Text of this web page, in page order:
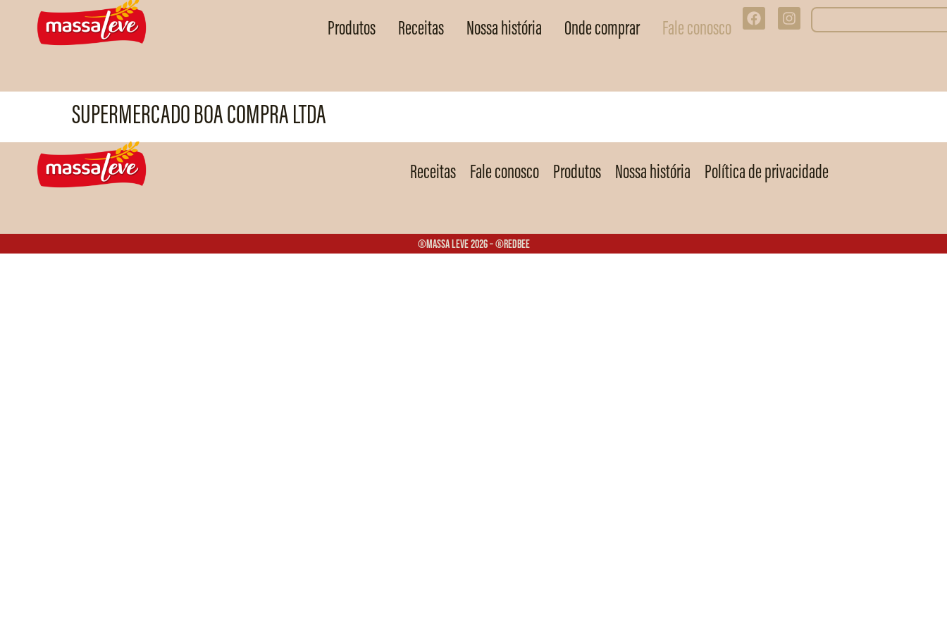
Produtos Receitas Nossa história Onde comprar Fale conosco
SUPERMERCADO BOA COMPRA LTDA
Receitas Fale conosco Produtos Nossa história Política de privacidade
®Massa Leve 2026 – ®Redbee